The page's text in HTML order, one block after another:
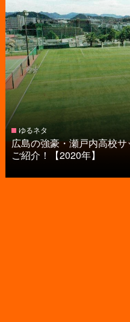
ゆるネタ
広島の強豪・瀬戸内高校
ご紹介！【2020年】